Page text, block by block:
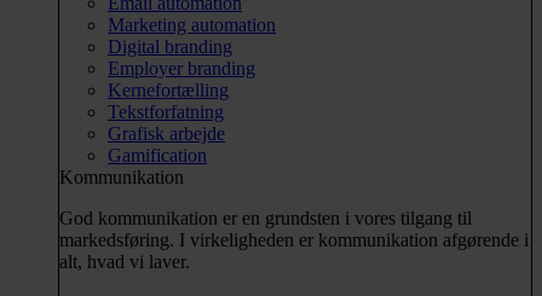
Marketing automation
Digital branding
Employer branding
Kernefortælling
Tekstforfatning
Grafisk arbejde
Gamification
Kommunikation
God kommunikation er en grundsten i vores tilgang til
markedsføring. I virkeligheden er kommunikation afgørende i
alt, hvad vi laver.